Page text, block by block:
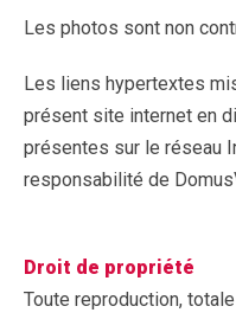
Les photos sont non
Les liens hypertextes
présent site internet en
présentes sur le réseau
responsabilité de
Droit de propriété
Toute reproduction,